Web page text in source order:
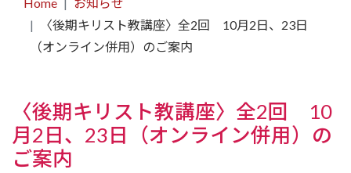
〈後期キリスト教講座〉全2回 10月2日、23日
（オンライン併用）のご案内
〈後期キリスト教講座〉全2回 10
月2日、23日（オンライン併用）の
ご案内